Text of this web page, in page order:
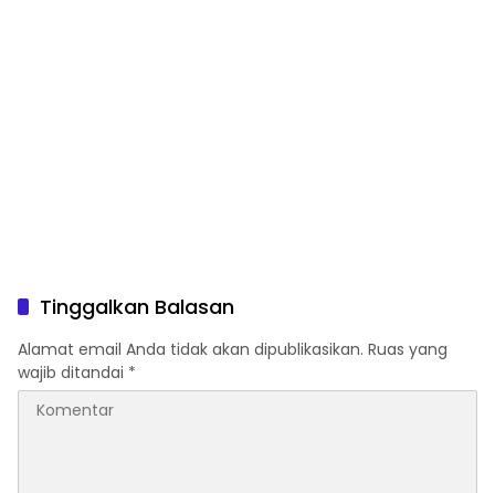
Tinggalkan Balasan
Alamat email Anda tidak akan dipublikasikan. Ruas yang
wajib ditandai *